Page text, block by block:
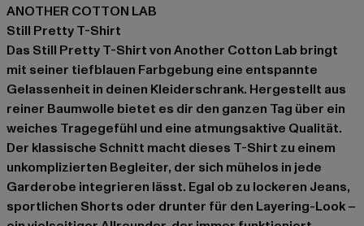
ANOTHER COTTON LAB
Still Pretty T-Shirt
Das Still Pretty T-Shirt von Another Cotton Lab bringt
mit seiner tiefblauen Farbgebung eine entspannte
Gelassenheit in deinen Kleiderschrank. Hergestellt aus
reiner Baumwolle bietet es dir den ganzen Tag über ein
weiches Tragegefühl und eine atmungsaktive Qualität.
Der klassische Schnitt macht dieses T-Shirt zu einem
unkomplizierten Begleiter, der sich mühelos in jede
Garderobe integrieren lässt. Egal ob zu lockeren Jeans,
sportlichen Shorts oder drunter für den Layering-Look –